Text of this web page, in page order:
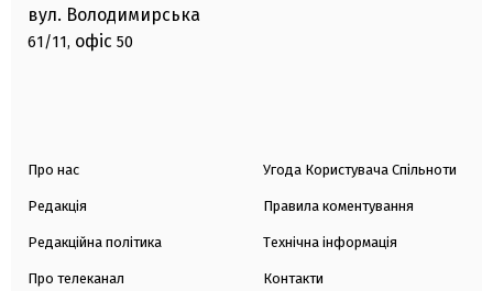
вул. Володимирська
61/11, офіс 50
Про нас
Редакція
Редакційна політика
Про телеканал
Угода Користувача Спільноти
Правила коментування
Технічна інформація
Контакти